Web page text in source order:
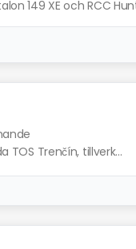
149 XE och RCC
TOS Trenčín, tillverk...